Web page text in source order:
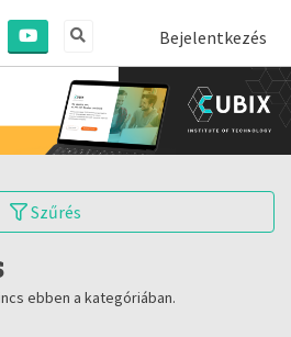
Bejelentkezés
Szűrés
ebben a kategóriában.